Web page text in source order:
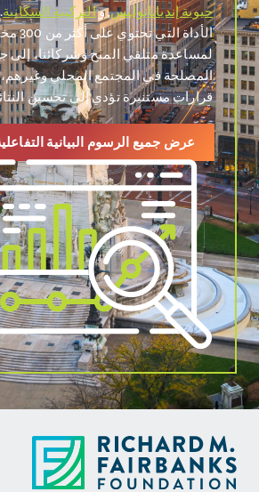
حيوية إنديانابوليس, والتركيبة السكانية
الأداة
لمساعدة متلقي المنح وشركائنا،
المصلحة في المجتمع المحلي وغيرهم،
قرارات مستنيرة تؤدي إلى تحسين
عرض جميع الرسوم البيانية